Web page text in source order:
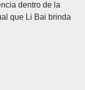
dentro de la
que Li Bai brinda